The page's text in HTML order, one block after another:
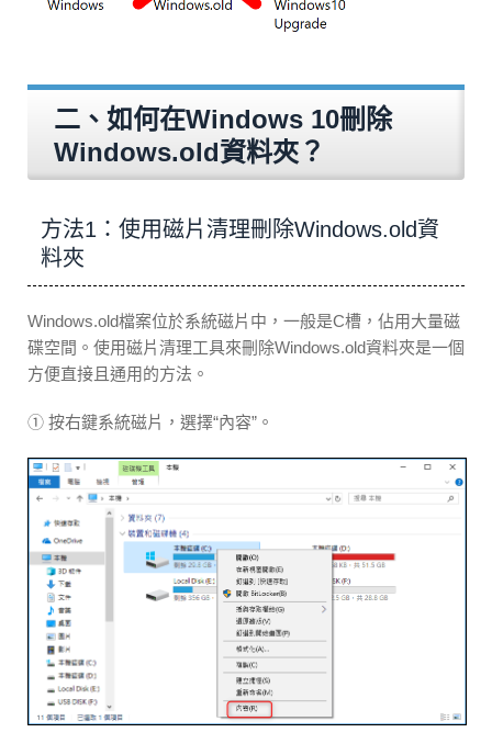
二、如何在Windows 10刪除
Windows.old資料夾？
方法1：使用磁片清理刪除Windows.old資
料夾
Windows.old檔案位於系統磁片中，一般是C槽，佔用大量磁
碟空間。使用磁片清理工具來刪除Windows.old資料夾是一個
方便直接且通用的方法。
① 按右鍵系統磁片，選擇“內容”。